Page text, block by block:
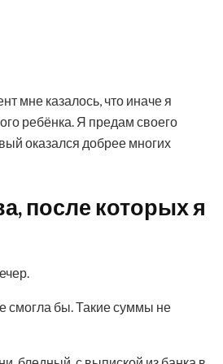
мне казалось, что иначе я
ребёнка. Я предам своего
оказался добрее многих
после которых я
смогла бы. Такие суммы не